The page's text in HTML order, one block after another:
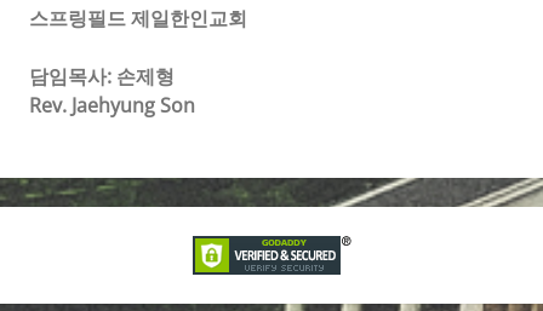
스프링필드 제일한인교회
담임목사: 손제형
Rev. Jaehyung Son